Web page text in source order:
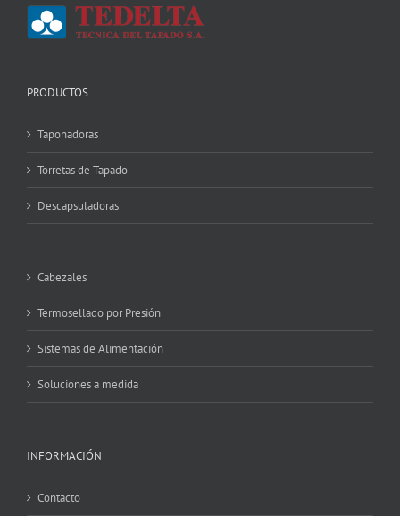
PRODUCTOS
Taponadoras
Torretas de Tapado
Descapsuladoras
Cabezales
Termosellado por Presión
Sistemas de Alimentación
Soluciones a medida
INFORMACIÓN
Contacto